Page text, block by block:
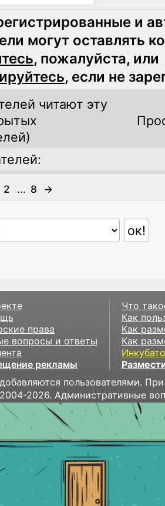
и
могут оставлять
, пожалуйста, или
, если не
читают эту
2 ... 8 →
права
вопросы и ответы
рекламы
Что
Как
Как
Как
пользователями.
2026. Административные